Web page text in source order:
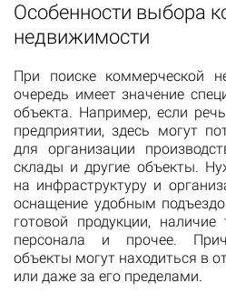
Особенности выбора
недвижимости
При поиске коммерческой
очередь имеет значение
объекта. Например, если
предприятии, здесь могут
для организации
склады и другие объекты.
на инфраструктуру и
оснащение удобным
готовой продукции,
персонала и прочее.
объекты могут находиться в
или даже за его пределами.